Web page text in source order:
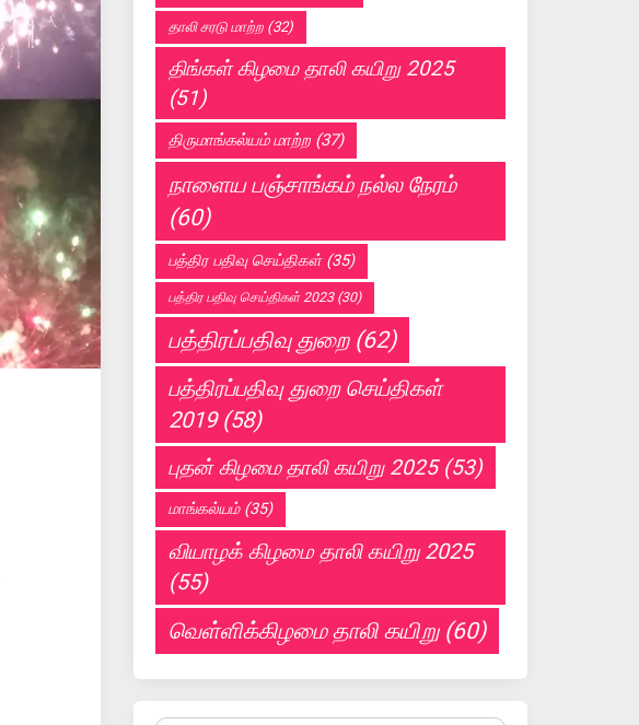
தாலி சரடு மாற்ற (32)
திங்கள் கிழமை தாலி கயிறு 2025
(51)
திருமாங்கல்யம் மாற்ற (37)
நாளைய பஞ்சாங்கம் நல்ல நேரம்
(60)
பத்திர பதிவு செய்திகள்(35)
பத்திர பதிவு செய்திகள் 2023(30)
பத்திரப்பதிவு துறை(62)
பத்திரப்பதிவு துறை செய்திகள்
2019(58)
புதன் கிழமை தாலி கயிறு 2025(53)
மாங்கல்யம்(35)
வியாழக் கிழமை தாலி கயிறு 2025
(55)
வெள்ளிக்கிழமை தாலி கயிறு(60)